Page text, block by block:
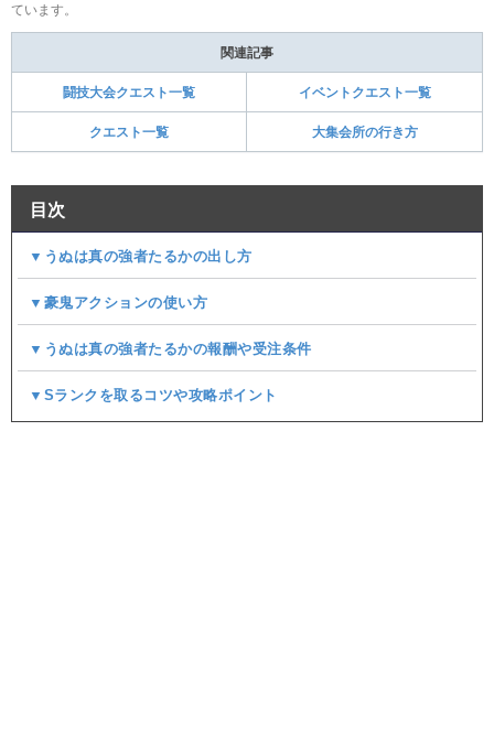
ています。
関連記事
闘技大会クエスト一覧 イベントクエスト一覧
クエスト一覧 大集会所の行き方
目次
▼うぬは真の強者たるかの出し方
▼豪鬼アクションの使い方
▼うぬは真の強者たるかの報酬や受注条件
▼Sランクを取るコツや攻略ポイント